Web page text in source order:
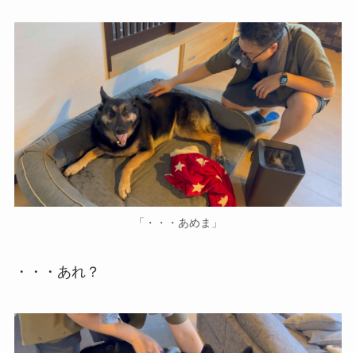
「・・・あめま」
・・・あれ？